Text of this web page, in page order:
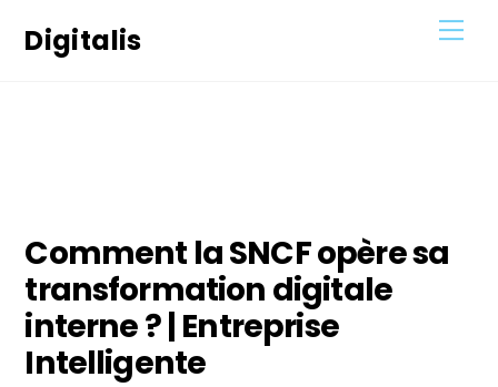
Digitalis
Comment la SNCF opère sa
transformation digitale
interne ? | Entreprise
Intelligente